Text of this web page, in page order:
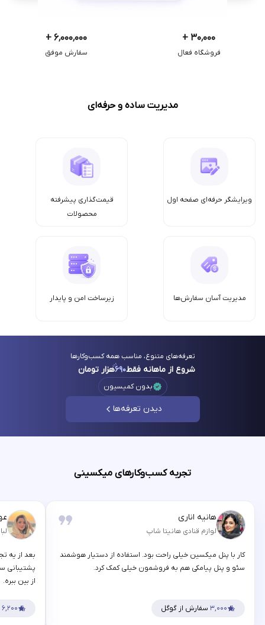
۳۰٬۰۰۰ +
فروشگاه فعال
۶٬۰۰۰٬۰۰۰ +
سفارش موفق
مدیریت ساده و حرفه‌ای
ویرایشگر حرفه‌ای صفحه اول
قیمت‌گذاری پیشرفته
محصولات
مدیریت آسان سفارش‌ها زیرساخت امن‌ و پایدار
تعرفه‌های متنوع، مناسب همه کسب‌وکارها
شروع از ماهانه فقط۶۹۰هزار تومان
بدون کمیسیون
دیدن تعرفه‌ها
تجربه کسب‌وکارهای میکسینی
هانیه اناری
لوازم قنادی هانیتا شاپ
کار با پنل میکسین خیلی راحت بود. استفاده از دستیار هوشمند
سئو و پنل پیامکی هم به فروشمون خیلی کمک کرد.
۳,۰۰۰ سفارش از گوگل
بعد از یه
پشتیبانی
از بین ببره.
۶,۲۰۰